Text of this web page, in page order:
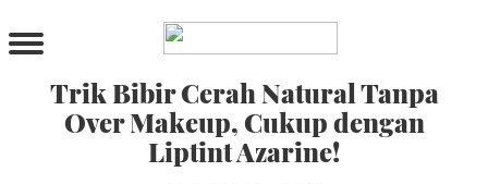
PRODUCTS
Cleanser
Toner
Serum & Treatment
Trik Bibir Cerah Natural Tanpa
Over Makeup, Cukup dengan
Liptint Azarine!